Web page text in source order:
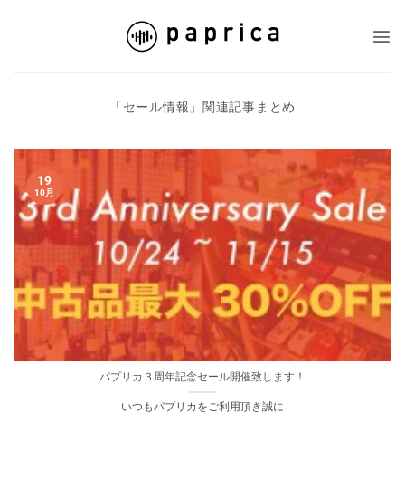
「 セール情報 」関連記事まとめ
パプリカ３周年記念セール開催致します！
いつもパプリカをご利用頂き誠に
19
10月